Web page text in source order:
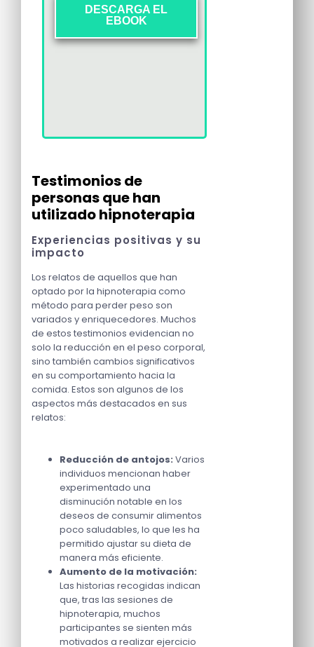
DESCARGA EL
EBOOK
Testimonios de
personas que han
utilizado hipnoterapia
Experiencias positivas y su
impacto
Los relatos de aquellos que han
optado por la hipnoterapia como
método para perder peso son
variados y enriquecedores. Muchos
de estos testimonios evidencian no
solo la reducción en el peso corporal,
sino también cambios significativos
en su comportamiento hacia la
comida. Estos son algunos de los
aspectos más destacados en sus
relatos:
Reducción de antojos: Varios
individuos mencionan haber
experimentado una
disminución notable en los
deseos de consumir alimentos
poco saludables, lo que les ha
permitido ajustar su dieta de
manera más eficiente.
Aumento de la motivación:
Las historias recogidas indican
que, tras las sesiones de
hipnoterapia, muchos
participantes se sienten más
motivados a realizar ejercicio